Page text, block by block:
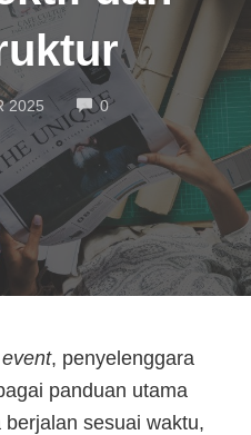
2025 0COMMENTS
event, penyelenggara
panduan utama
sesuai waktu,